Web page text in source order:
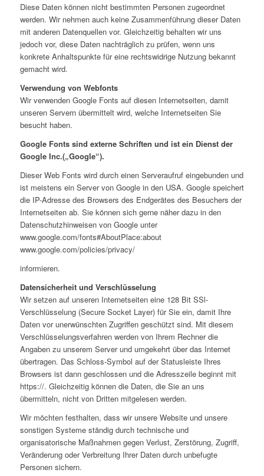
Diese Daten können nicht bestimmten Personen zugeordnet
werden. Wir nehmen auch keine Zusammenführung dieser Daten
mit anderen Datenquellen vor. Gleichzeitig behalten wir uns
jedoch vor, diese Daten nachträglich zu prüfen, wenn uns
konkrete Anhaltspunkte für eine rechtswidrige Nutzung bekannt
gemacht wird.
Verwendung von Webfonts
Wir verwenden Google Fonts auf diesen Internetseiten, damit
unseren Servern übermittelt wird, welche Internetseiten Sie
besucht haben.
Google Fonts sind externe Schriften und ist ein Dienst der
Google Inc.(„Google“).
Dieser Web Fonts wird durch einen Serveraufruf eingebunden und
ist meistens ein Server von Google in den USA. Google speichert
die IP-Adresse des Browsers des Endgerätes des Besuchers der
Internetseiten ab. Sie können sich gerne näher dazu in den
Datenschutzhinweisen von Google unter
www.google.com/fonts#AboutPlace:about
www.google.com/policies/privacy/
informieren.
Datensicherheit und Verschlüsselung
Wir setzen auf unseren Internetseiten eine 128 Bit SSl-
Verschlüsselung (Secure Socket Layer) für Sie ein, damit Ihre
Daten vor unerwünschten Zugriffen geschützt sind. Mit diesem
Verschlüsselungsverfahren werden von Ihrem Rechner die
Angaben zu unserem Server und umgekehrt über das Internet
übertragen. Das Schloss-Symbol auf der Statusleiste Ihres
Browsers ist dann geschlossen und die Adresszeile beginnt mit
https://. Gleichzeitig können die Daten, die Sie an uns
übermitteln, nicht von Dritten mitgelesen werden.
Wir möchten festhalten, dass wir unsere Website und unsere
sonstigen Systeme ständig durch technische und
organisatorische Maßnahmen gegen Verlust, Zerstörung, Zugriff,
Veränderung oder Verbreitung Ihrer Daten durch unbefugte
Personen sichern.